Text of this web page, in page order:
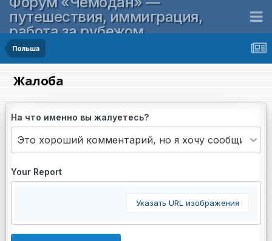
путешествия, иммиграция,
работа за рубежом
Польша
Жалоба
На что именно вы жалуетесь?
Your Report
Указать URL изображения